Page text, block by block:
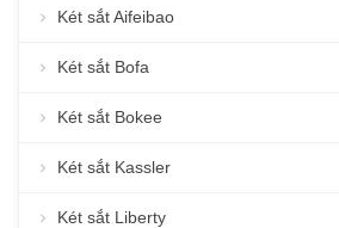
Két sắt Aifeibao
Két sắt Bofa
Két sắt Bokee
Két sắt Kassler
Két sắt Liberty